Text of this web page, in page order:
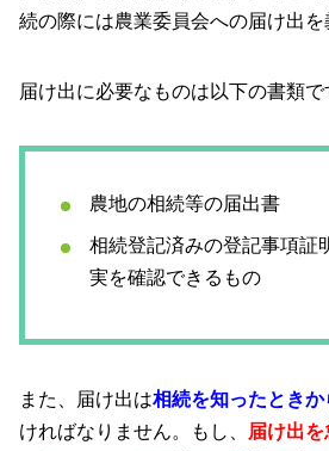
続の際には農業委員会への届け出を
届け出に必要なものは以下の書類で
農地の相続等の届出書
相続登記済みの登記事項証
実を確認できるもの
また、届け出は相続を知ったとき
ければなりません。もし、
届け出